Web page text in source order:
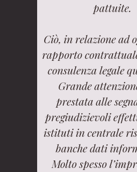
pattuite.
Ciò, in relazione ad
rapporto
consulenza legale
Grande
prestata alle
pregiudizievoli
istituti in centrale
banche dati
Molto spesso